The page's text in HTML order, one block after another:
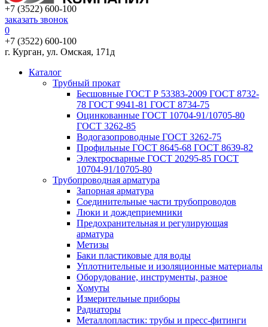
+7 (3522) 600-100
заказать звонок
0
+7 (3522) 600-100
г. Курган, ул. Омская, 171д
Каталог
Трубный прокат
Беcшовные ГОСТ Р 53383-2009 ГОСТ 8732-
78 ГОСТ 9941-81 ГОСТ 8734-75
Оцинкованные ГОСТ 10704-91/10705-80
ГОСТ 3262-85
Водогазопроводные ГОСТ 3262-75
Профильные ГОСТ 8645-68 ГОСТ 8639-82
Электросварные ГОСТ 20295-85 ГОСТ
10704-91/10705-80
Трубопроводная арматура
Запорная арматура
Соединительные части трубопроводов
Люки и дождеприемники
Предохранительная и регулирующая
арматура
Метизы
Баки пластиковые для воды
Уплотнительные и изоляционные материалы
Оборудование, инструменты, разное
Хомуты
Измерительные приборы
Радиаторы
Металлопластик: трубы и пресс-фитинги